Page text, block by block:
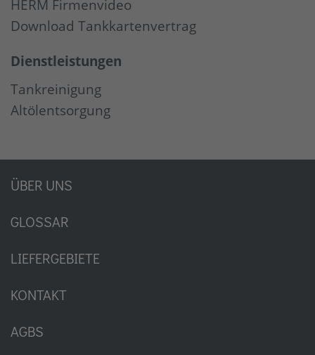
HERM Firmenvideo
Download Tankkartenvertrag
Dienstleistungen
Tankreinigung
Altölentsorgung
ÜBER UNS
GLOSSAR
LIEFERGEBIETE
KONTAKT
AGBS